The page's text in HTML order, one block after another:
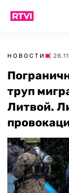
НОВОСТИ |
труп
Литвой.